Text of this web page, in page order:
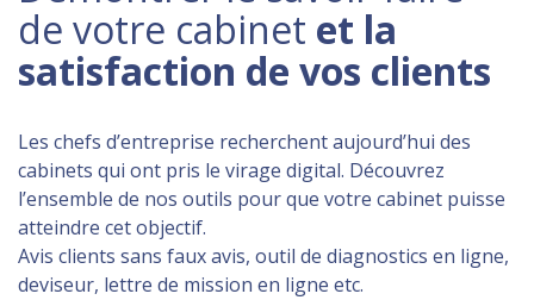
de votre cabinet et la
satisfaction de vos clients
Les chefs d’entreprise recherchent aujourd’hui des
cabinets qui ont pris le virage digital. Découvrez
l’ensemble de nos outils pour que votre cabinet puisse
atteindre cet objectif.
Avis clients sans faux avis, outil de diagnostics en ligne,
deviseur, lettre de mission en ligne etc.